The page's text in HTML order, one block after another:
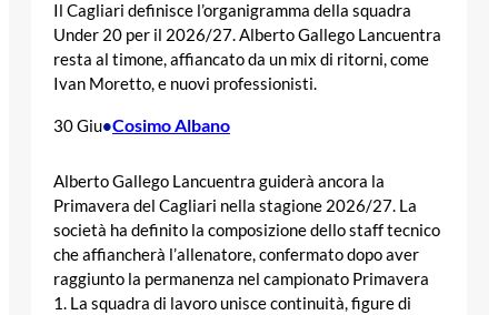
Il Cagliari definisce l’organigramma della squadra
Under 20 per il 2026/27. Alberto Gallego Lancuentra
resta al timone, affiancato da un mix di ritorni, come
Ivan Moretto, e nuovi professionisti.
30 Giu•Cosimo Albano
Alberto Gallego Lancuentra guiderà ancora la
Primavera del Cagliari nella stagione 2026/27. La
società ha definito la composizione dello staff tecnico
che affiancherà l’allenatore, confermato dopo aver
raggiunto la permanenza nel campionato Primavera
1. La squadra di lavoro unisce continuità, figure di